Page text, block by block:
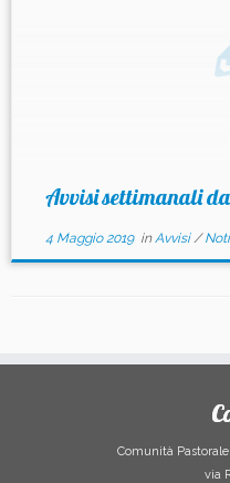
Avvisi settimanali
4 Maggio 2019inAvvisi/
Comunità
via